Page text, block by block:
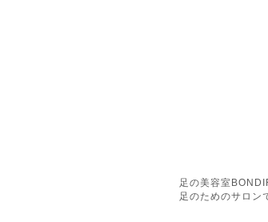
足の美容室
足のためのサロン